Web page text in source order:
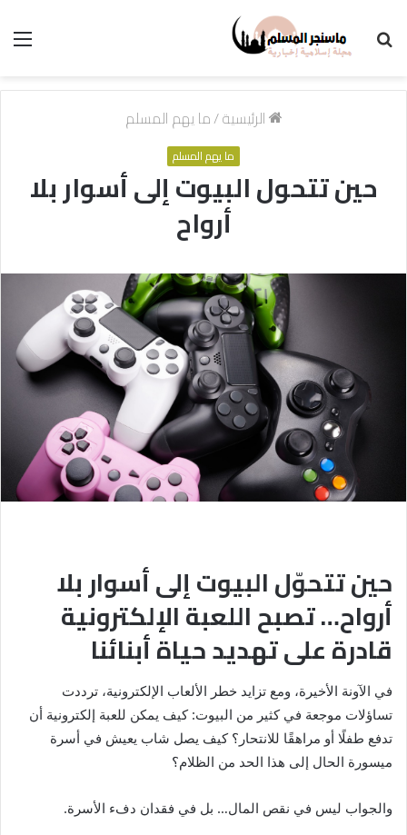
الرئيسية/ما يهم المسلم
ما يهم المسلم
حين تتحول البيوت إلى أسوار بلا
أرواح
حين تتحوّل البيوت إلى أسوار بلا
أرواح… تصبح اللعبة الإلكترونية
قادرة على تهديد حياة أبنائنا
في الآونة الأخيرة، ومع تزايد خطر الألعاب الإلكترونية، ترددت
تساؤلات موجعة في كثير من البيوت: كيف يمكن للعبة إلكترونية أن
تدفع طفلًا أو مراهقًا للانتحار؟ كيف يصل شاب يعيش في أسرة
ميسورة الحال إلى هذا الحد من الظلام؟
والجواب ليس في نقص المال… بل في فقدان دفء الأسرة.